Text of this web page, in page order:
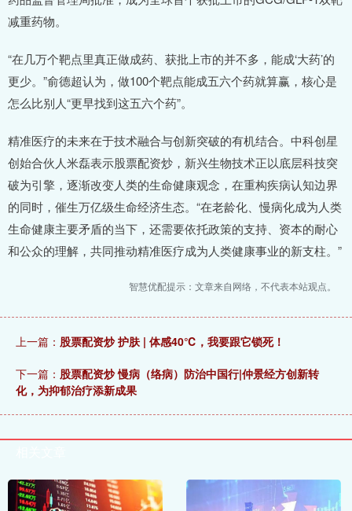
减重药物。
“在几万个靶点里真正做成药、获批上市的并不多，能成‘大药’的
更少。”俞德超认为，做100个靶点能成五六个药就算赢，核心是
怎么比别人“更早找到这五六个药”。
精准医疗的未来在于技术融合与创新突破的有机结合。中科创星
创始合伙人米磊表示股票配资炒，新兴生物技术正以底层科技突
破为引擎，逐渐改变人类的生命健康观念，在重构疾病认知边界
的同时，催生万亿级生命经济生态。“在老龄化、慢病化成为人类
生命健康主要矛盾的当下，还需要依托政策的支持、资本的耐心
和公众的理解，共同推动精准医疗成为人类健康事业的新支柱。”
智慧优配提示：文章来自网络，不代表本站观点。
上一篇： 股票配资炒 护肤 | 体感40℃，我要跟它锁死！
下一篇： 股票配资炒 慢病（络病）防治中国行|仲景经方创新转
化，为抑郁治疗添新成果